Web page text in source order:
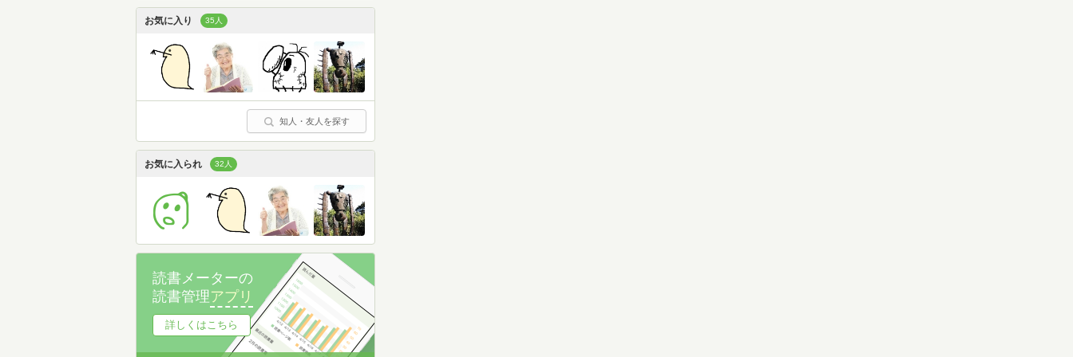
お気に入り 35人
知人・友人を探す
お気に入られ 32人
読書メーターの
読書管理アプリ
詳しくはこちら